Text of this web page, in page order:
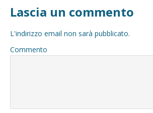
Lascia un commento
L'indirizzo email non sarà pubblicato.
Commento